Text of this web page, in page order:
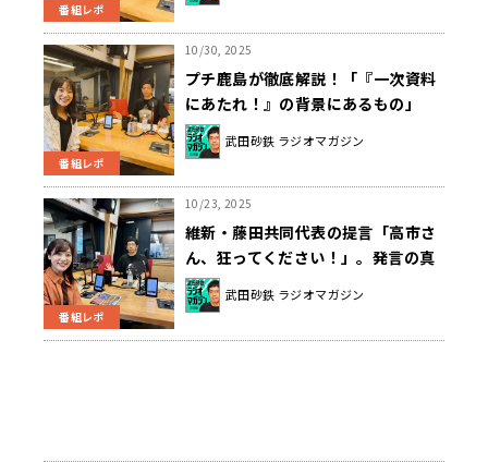
番組レポ
番組レポ
10/30, 2025
プチ鹿島が徹底解説！「『一次資料
にあたれ！』の背景にあるもの」
武田砂鉄 ラジオマガジン
番組レポ
10/23, 2025
維新・藤田共同代表の提言「高市さ
ん、狂ってください！」。発言の真
意とは？
武田砂鉄 ラジオマガジン